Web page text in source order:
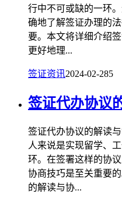
行中不可或缺的一环
确地了解签证办理的
要。本文将详细介绍
更好地理...
签证资讯2024-02-285
签证代办协议
签证代办协议的解读
人来说是实现留学、
环。在签署这样的协
协商技巧是至关重要
的解读与协...